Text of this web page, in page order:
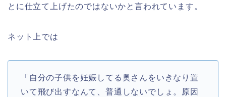
とに仕立て上げたのではないかと言われています。
ネット上では
「自分の子供を妊娠してる奥さんをいきなり置
いて飛び出すなんて、普通しないでしょ。原因